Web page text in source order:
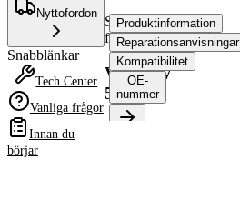
Nyttofordon
Snabblänkar
Tech Center
Vanliga frågor
Innan du
börjar
Styrrulle,
flerspårsrem
VKMCV
52009
Produktinformation
Reparationsanvisningar
Kompatibilitet
OE-
nummer